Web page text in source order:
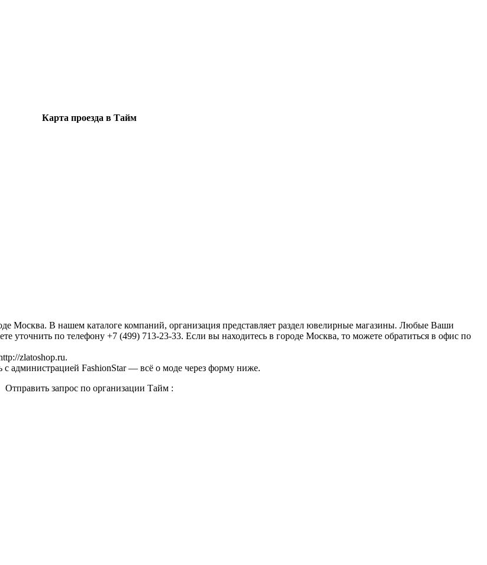
Карта проезда в Тайм
Москва. В нашем каталоге компаний, организация представляет раздел ювелирные магазины. Любые Ваши
уточнить по телефону +7 (499) 713-23-33. Если вы находитесь в городе Москва, то можете обратиться в офис по
zlatoshop.ru.
администрацией FashionStar — всё о моде через форму ниже.
Отправить запрос по организации Тайм :